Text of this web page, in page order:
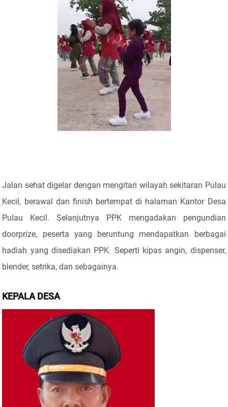
Jalan sehat digelar dengan mengitari wilayah sekitaran Pulau
Kecil, berawal dan finish bertempat di halaman Kantor Desa
Pulau Kecil. Selanjutnya PPK mengadakan pengundian
doorprize, peserta yang beruntung mendapatkan berbagai
hadiah yang disediakan PPK. Seperti kipas angin, dispenser,
blender, setrika, dan sebagainya.
KEPALA DESA